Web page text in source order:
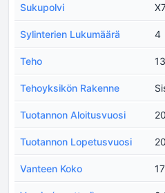
Sukupolvi
Sylinterien Lukumäärä 4
Teho
Tehoyksikön Rakenne
Tuotannon Aloitusvuosi
Tuotannon Lopetusvuosi
Vanteen Koko 17